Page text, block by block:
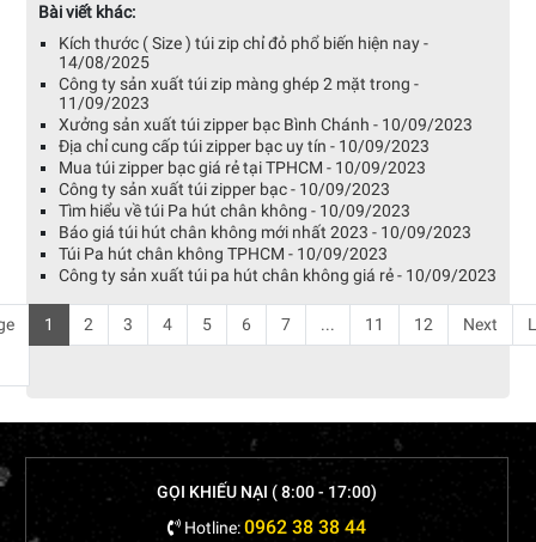
Bài viết khác:
Kích thước ( Size ) túi zip chỉ đỏ phổ biến hiện nay -
14/08/2025
Công ty sản xuất túi zip màng ghép 2 mặt trong -
11/09/2023
Xưởng sản xuất túi zipper bạc Bình Chánh - 10/09/2023
Địa chỉ cung cấp túi zipper bạc uy tín - 10/09/2023
Mua túi zipper bạc giá rẻ tại TPHCM - 10/09/2023
Công ty sản xuất túi zipper bạc - 10/09/2023
Tìm hiểu về túi Pa hút chân không - 10/09/2023
Báo giá túi hút chân không mới nhất 2023 - 10/09/2023
Túi Pa hút chân không TPHCM - 10/09/2023
Công ty sản xuất túi pa hút chân không giá rẻ - 10/09/2023
1 2 3 4 5 6 7 ... 11 12 Next
GỌI KHIẾU NẠI ( 8:00 - 17:00)
Hotline:0962 38 38 44